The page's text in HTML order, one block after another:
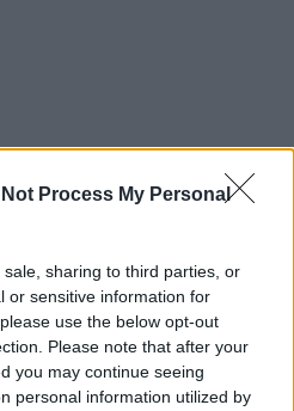
Not Process My Personal
sharing to third parties, or
or sensitive information for
use the below opt-out
Please note that after your
you may continue seeing
personal information utilized by
ευρώ στις Περιφέρειες